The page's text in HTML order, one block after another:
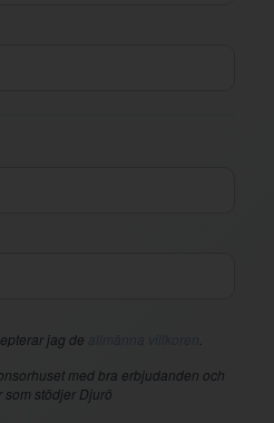
jag de
med bra erbjudanden och
som stödjer Djurö